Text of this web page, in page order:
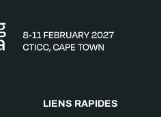
LIENS RAPIDES